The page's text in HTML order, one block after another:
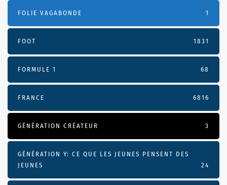
FOLIE VAGABONDE 1
FOOT 1831
FORMULE 1 68
FRANCE 6816
GÉNÉRATION CRÉATEUR 3
GÉNÉRATION Y: CE QUE LES JEUNES PENSENT DES
JEUNES
24